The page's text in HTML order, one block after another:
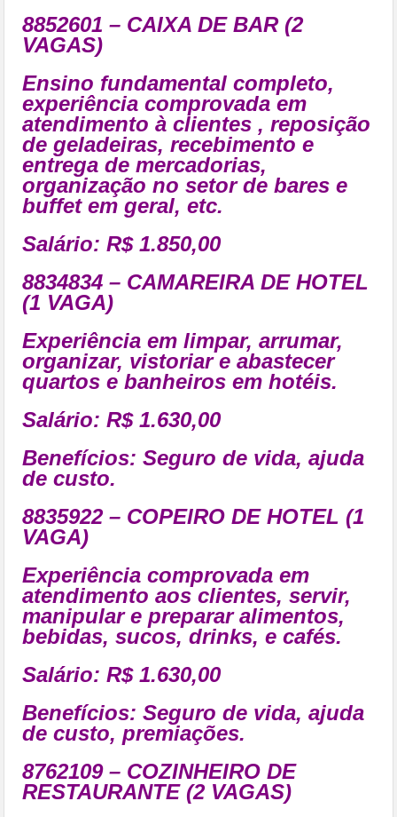
8852601 – CAIXA DE BAR (2
VAGAS)
Ensino fundamental completo,
experiência comprovada em
atendimento à clientes , reposição
de geladeiras, recebimento e
entrega de mercadorias,
organização no setor de bares e
buffet em geral, etc.
Salário: R$ 1.850,00
8834834 – CAMAREIRA DE HOTEL
(1 VAGA)
Experiência em limpar, arrumar,
organizar, vistoriar e abastecer
quartos e banheiros em hotéis.
Salário: R$ 1.630,00
Benefícios:Seguro de vida, ajuda
de custo.
8835922 – COPEIRO DE HOTEL (1
VAGA)
Experiência comprovada em
atendimento aos clientes, servir,
manipular e preparar alimentos,
bebidas, sucos, drinks, e cafés.
Salário: R$ 1.630,00
Benefícios:Seguro de vida, ajuda
de custo, premiações.
8762109 – COZINHEIRO DE
RESTAURANTE (2 VAGAS)